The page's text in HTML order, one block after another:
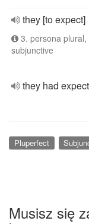
they [to expect]
3. persona
subjunctive
they had
Pluperfect
Musisz się